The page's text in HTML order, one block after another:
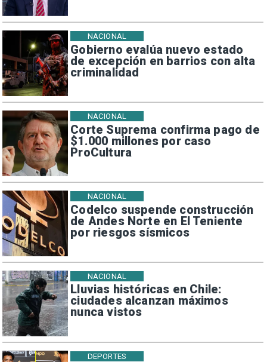
Gobierno evalúa nuevo estado
de excepción en barrios con alta
criminalidad
NACIONAL
Corte Suprema confirma pago de
$1.000 millones por caso
ProCultura
NACIONAL
Codelco suspende construcción
de Andes Norte en El Teniente
por riesgos sísmicos
NACIONAL
Lluvias históricas en Chile:
ciudades alcanzan máximos
nunca vistos
NACIONAL
DEPORTES